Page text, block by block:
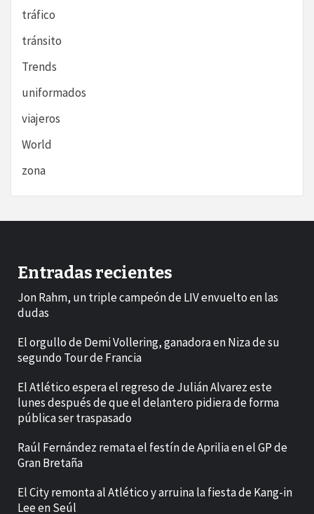
tráfico
tránsito
Trends
uniformados
viajeros
World
zona
Entradas recientes
Jon Rahm, un triple campeón de LIV envuelto en las
dudas
El orgullo de Demi Vollering, ganadora en Niza de su
segundo Tour de Francia
El Atlético espera el regreso de Julián Alvarez este
lunes después de que el delantero pidiera de forma
pública ser traspasado
Raúl Fernández remata el festín de Aprilia en el GP de
Gran Bretaña
El City remonta al Atlético y arruina la fiesta de Kang-in
Lee en Seúl